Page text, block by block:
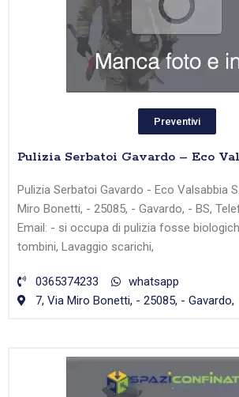
Preventivi
Pulizia Serbatoi Gavardo – Eco
Pulizia Serbatoi Gavardo - Eco Valsabbia
Miro Bonetti, - 25085, - Gavardo, - BS,
Email: - si occupa di pulizia fosse
tombini, Lavaggio scarichi,
0365374233
whatsapp
7, Via Miro Bonetti, - 25085, - Gavardo,